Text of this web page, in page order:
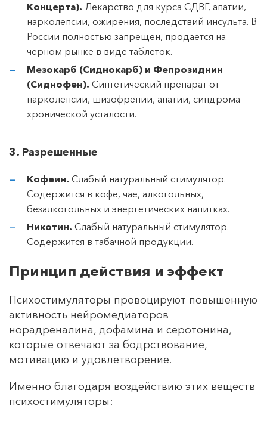
Концерта). Лекарство для курса СДВГ, апатии,
нарколепсии, ожирения, последствий инсульта. В
России полностью запрещен, продается на
черном рынке в виде таблеток.
Мезокарб (Сиднокарб) и Фепрозиднин
(Сиднофен). Синтетический препарат от
нарколепсии, шизофрении, апатии, синдрома
хронической усталости.
3. Разрешенные
Кофеин. Слабый натуральный стимулятор.
Содержится в кофе, чае, алкогольных,
безалкогольных и энергетических напитках.
Никотин. Слабый натуральный стимулятор.
Содержится в табачной продукции.
Принцип действия и эффект
Психостимуляторы провоцируют повышенную
активность нейромедиаторов
норадреналина, дофамина и серотонина,
которые отвечают за бодрствование,
мотивацию и удовлетворение.
Именно благодаря воздействию этих веществ
психостимуляторы: